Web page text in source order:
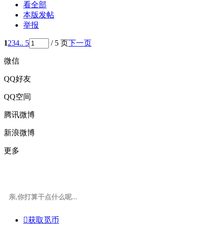
看全部
本版发帖
举报
1234.. 5 / 5 页下一页
微信
QQ好友
QQ空间
腾讯微博
新浪微博
更多
亲,你打算干点什么呢...
获取觅币